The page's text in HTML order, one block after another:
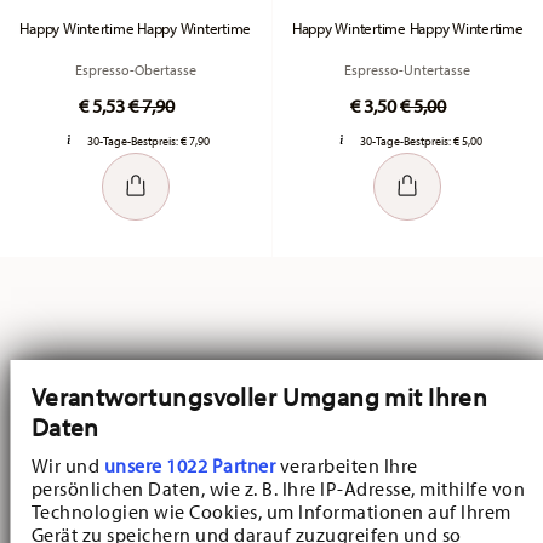
Verantwortungsvoller Umgang mit Ihren
Daten
Wir und unsere 1022 Partnerverarbeiten Ihre
persönlichen Daten, wie z. B. Ihre IP-Adresse, mithilfe von
Technologien wie Cookies, um Informationen auf Ihrem
Gerät zu speichern und darauf zuzugreifen und so
Happy Wintertime Happy Wintertime
Espresso-Obertasse
€ 5,53Price reduced from
€ 7,90to
30-Tage-Bestpreis:€ 7,90
Happy Wintertime Happy Wintertime
Espresso-Untertasse
€ 3,50Price reduced
€ 5,00to
30-Tage-Bestpreis:€ 5,00
WEITERE ARTIKEL